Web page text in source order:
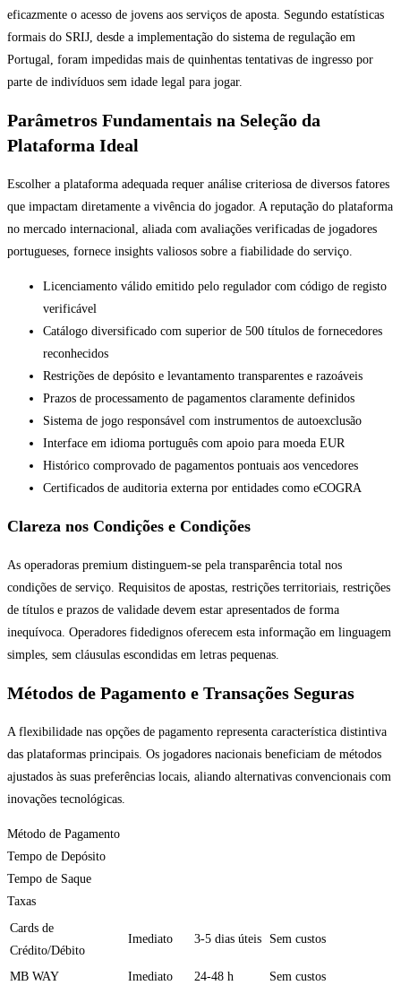
eficazmente o acesso de jovens aos serviços de aposta. Segundo estatísticas
formais do SRIJ, desde a implementação do sistema de regulação em
Portugal, foram impedidas mais de quinhentas tentativas de ingresso por
parte de indivíduos sem idade legal para jogar.
Parâmetros Fundamentais na Seleção da
Plataforma Ideal
Escolher a plataforma adequada requer análise criteriosa de diversos fatores
que impactam diretamente a vivência do jogador. A reputação do plataforma
no mercado internacional, aliada com avaliações verificadas de jogadores
portugueses, fornece insights valiosos sobre a fiabilidade do serviço.
Licenciamento válido emitido pelo regulador com código de registo
verificável
Catálogo diversificado com superior de 500 títulos de fornecedores
reconhecidos
Restrições de depósito e levantamento transparentes e razoáveis
Prazos de processamento de pagamentos claramente definidos
Sistema de jogo responsável com instrumentos de autoexclusão
Interface em idioma português com apoio para moeda EUR
Histórico comprovado de pagamentos pontuais aos vencedores
Certificados de auditoria externa por entidades como eCOGRA
Clareza nos Condições e Condições
As operadoras premium distinguem-se pela transparência total nos
condições de serviço. Requisitos de apostas, restrições territoriais, restrições
de títulos e prazos de validade devem estar apresentados de forma
inequívoca. Operadores fidedignos oferecem esta informação em linguagem
simples, sem cláusulas escondidas em letras pequenas.
Métodos de Pagamento e Transações Seguras
A flexibilidade nas opções de pagamento representa característica distintiva
das plataformas principais. Os jogadores nacionais beneficiam de métodos
ajustados às suas preferências locais, aliando alternativas convencionais com
inovações tecnológicas.
Método de Pagamento
Tempo de Depósito
Tempo de Saque
Taxas
Cards de
Crédito/Débito
Imediato 3-5 dias úteis Sem custos
MB WAY Imediato 24-48 h Sem custos